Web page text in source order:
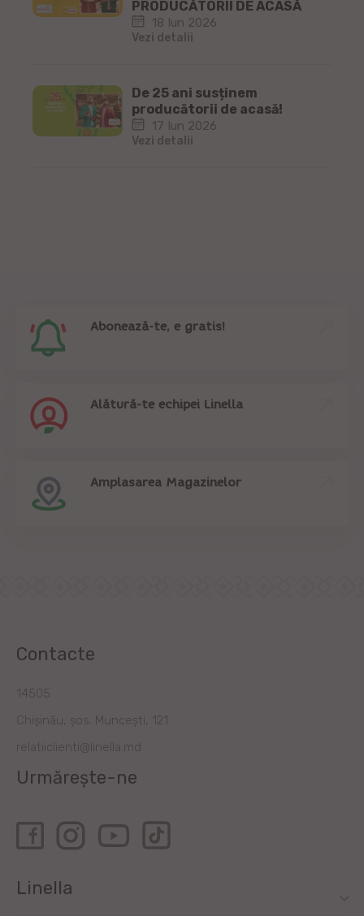
PRODUCĂTORII DE ACASĂ
18 Iun 2026
Vezi detalii
De 25 ani susținem
producătorii de acasă!
17 Iun 2026
Vezi detalii
Abonează-te, e gratis!
Alătură-te echipei Linella
Amplasarea Magazinelor
Contacte
14505
Chișinău, șos. Muncești, 121
relatiiclienti@linella.md
Urmărește-ne
Linella